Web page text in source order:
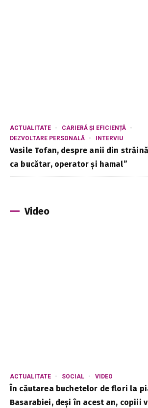
ACTUALITATE
CARIERĂ ȘI EFICIENȚĂ
DEZVOLTARE PERSONALĂ
INTERVIU
Vasile Tofan, despre anii din
ca bucătar, operator și hamal”
Video
ACTUALITATE SOCIAL VIDEO
În căutarea buchetelor de flori la
Basarabiei, deși în acest an, copiii